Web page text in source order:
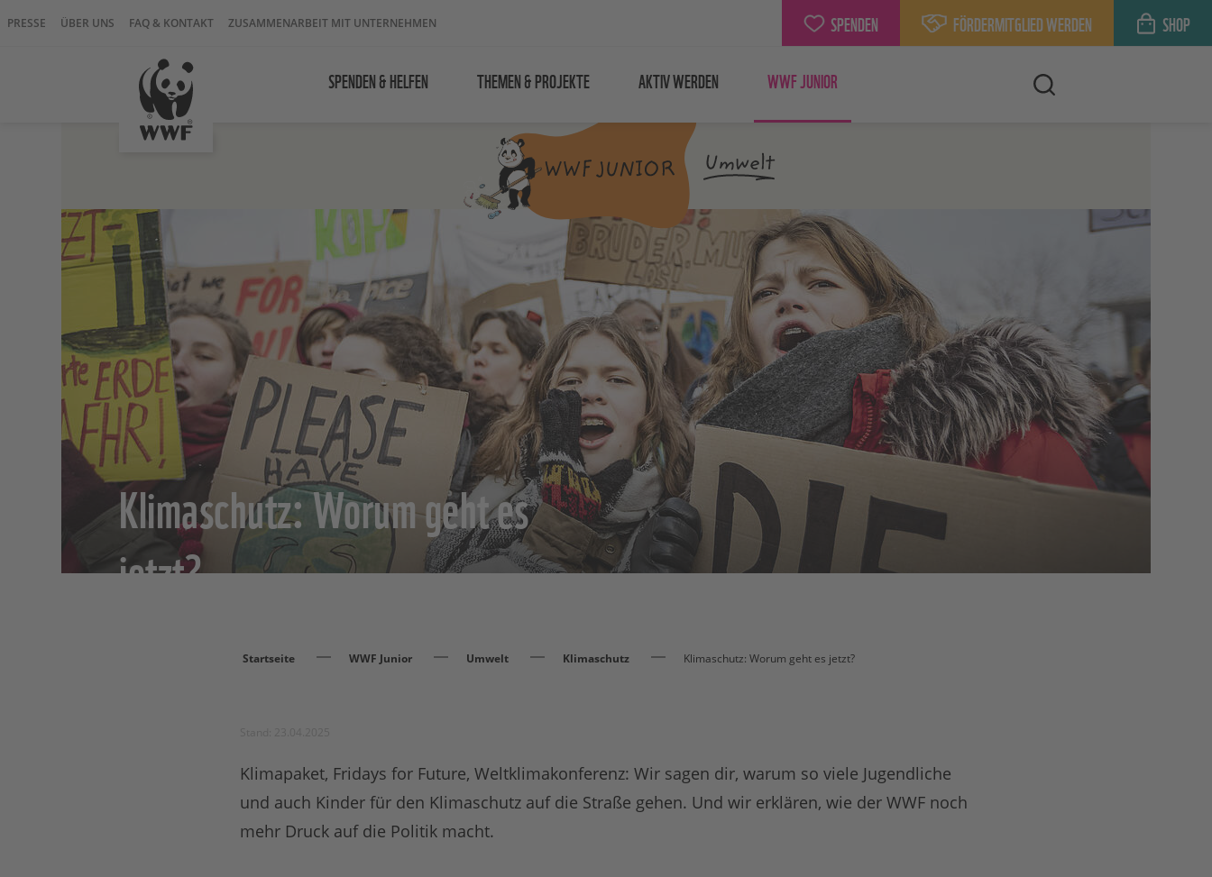
PRESSE ÜBER UNS FAQ & KONTAKT ZUSAMMENARBEIT MIT UNTERNEHMEN SPENDEN FÖRDERMITGLIED WERDEN SHOP
SPENDEN & HELFEN THEMEN & PROJEKTE AKTIV WERDEN WWF JUNIOR
Klimaschutz: Worum geht es
jetzt?
Startseite WWF Junior Umwelt Klimaschutz Klimaschutz: Worum geht es jetzt?
Klimapaket, Fridays for Future, Weltklimakonferenz: Wir sagen dir, warum so viele Jugendliche
und auch Kinder für den Klimaschutz auf die Straße gehen. Und wir erklären, wie der WWF noch
mehr Druck auf die Politik macht.